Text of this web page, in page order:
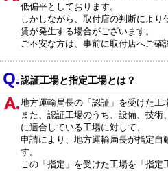
低偏平としております。
しかしながら、取付店の判断によ
賃が発生する場合がございます。
ご不安な方は、事前に取付店へご確
認証工場と指定工場とは？
地方運輸局長の「認証」を受けた工
また、認証工場のうち、設備、技
に適合している工場に対して、
申請により、地方運輸局長が指定自
す。
この「指定」を受けた工場を「指定